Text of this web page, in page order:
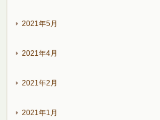
2021年5月
2021年4月
2021年2月
2021年1月